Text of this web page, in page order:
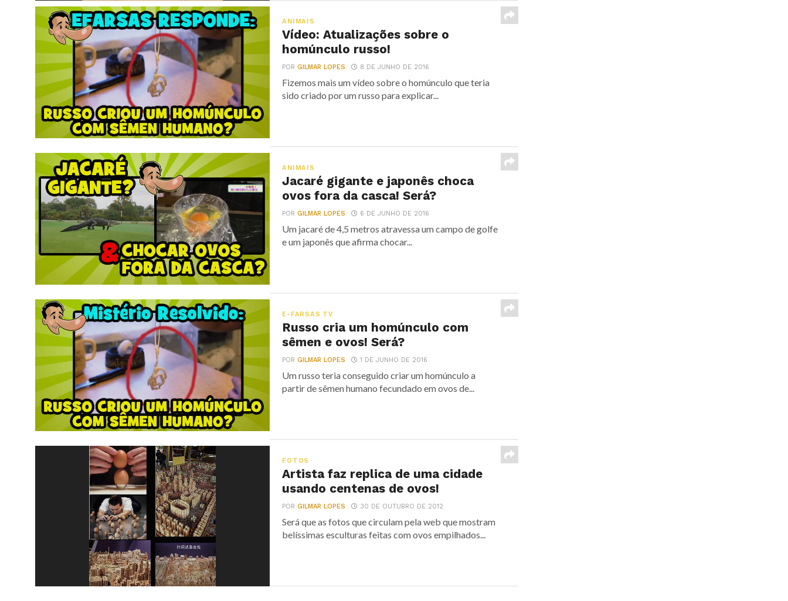
ANIMAIS
Vídeo: Atualizações sobre o
homúnculo russo!
PORGILMAR LOPES 8 DE JUNHO DE 2016
Fizemos mais um vídeo sobre o homúnculo que teria
sido criado por um russo para explicar...
ANIMAIS
Jacaré gigante e japonês choca
ovos fora da casca! Será?
PORGILMAR LOPES 6 DE JUNHO DE 2016
Um jacaré de 4,5 metros atravessa um campo de golfe
e um japonês que afirma chocar...
E-FARSAS TV
Russo cria um homúnculo com
sêmen e ovos! Será?
PORGILMAR LOPES 1 DE JUNHO DE 2016
Um russo teria conseguido criar um homúnculo a
partir de sêmen humano fecundado em ovos de...
FOTOS
Artista faz replica de uma cidade
usando centenas de ovos!
PORGILMAR LOPES 30 DE OUTUBRO DE 2012
Será que as fotos que circulam pela web que mostram
belíssimas esculturas feitas com ovos empilhados...